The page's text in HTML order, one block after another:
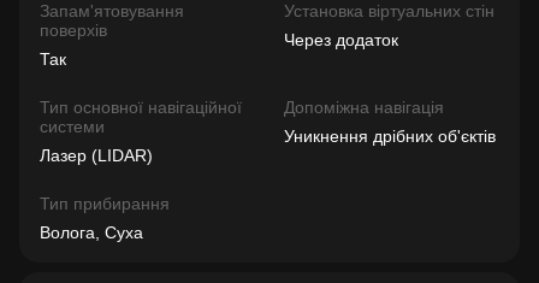
Запам'ятовування
поверхів
Так
Установка віртуальних стін
Через додаток
Тип основної навігаційної
системи
Лазер (LIDAR)
Допоміжна навігація
Уникнення дрібних об'єктів
Тип прибирання
Волога, Суха